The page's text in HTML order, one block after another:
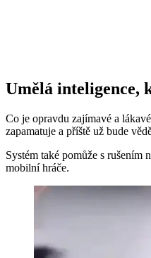
Umělá inteligence,
Co je opravdu zajímavé a
zapamatuje a příště už bude
Systém také pomůže s
mobilní hráče.